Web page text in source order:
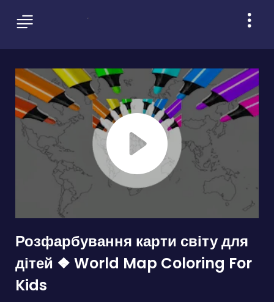
Розфарбування карти світу для
дітей ❖ World Map Coloring For
Kids